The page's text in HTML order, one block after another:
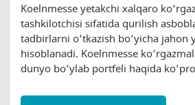
Koelnmesse yetakchi xalqaro
tashkilotchisi sifatida qurilish
tadbirlarni o‘tkazish bo‘yicha jahon
hisoblanadi. Koelnmesse
dunyo bo‘ylab portfeli haqida